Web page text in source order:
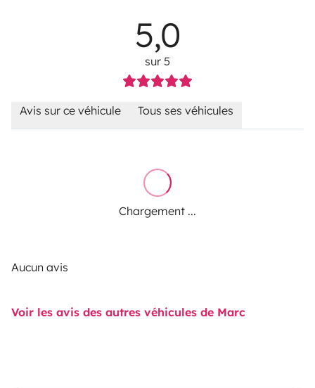
5,0
sur 5
Avis sur ce véhicule Tous ses véhicules
Chargement ...
Aucun avis
Voir les avis des autres véhicules de Marc